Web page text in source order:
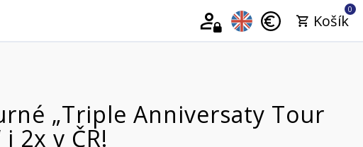
0
Košík
„Triple Anniversaty Tour
2x v ČR!